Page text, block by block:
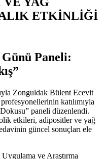
ETKİNLİĞİ
Paneli:
Zonguldak Bülent Ecevit
katılımıyla
paneli düzenlendi.
etkileri, adipositler ve yağ
güncel sonuçları ele
ve Araştırma